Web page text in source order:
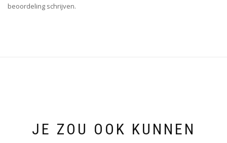
beoordeling schrijven.
JE ZOU OOK KUNNEN